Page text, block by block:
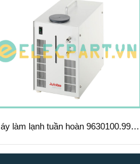
làm lạnh tuần hoàn 9630100.99 –